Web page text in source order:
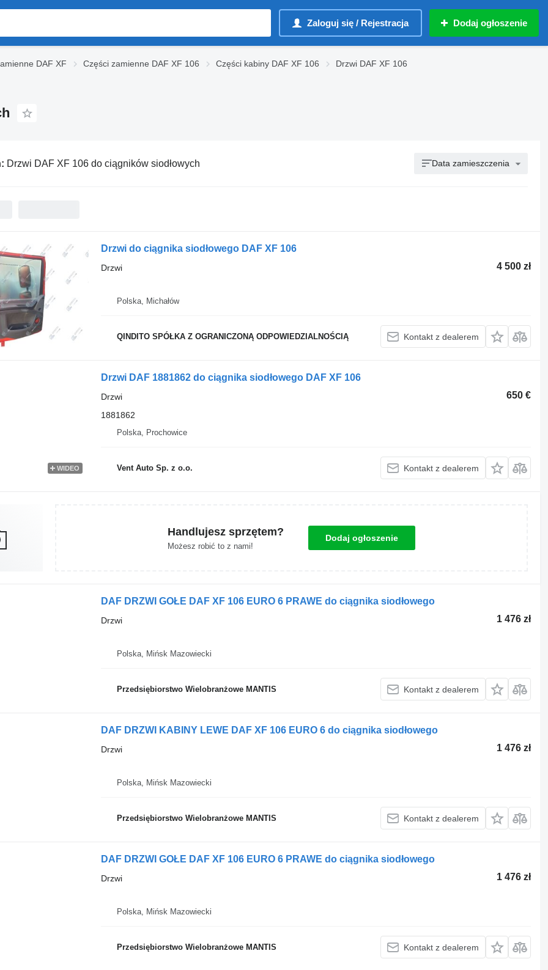
Zaloguj się / Rejestracja Dodaj ogłoszenie
DAF XF Części zamienne DAF XF 106 Części kabiny DAF XF 106
Drzwi DAF XF 106
Drzwi DAF XF 106 do ciągników siodłowych Data zamieszczenia
Drzwi do ciągnika siodłowego DAF XF 106
4 500 zł
Drzwi
Polska, Michałów
QINDITO SPÓŁKA Z OGRANICZONĄ ODPOWIEDZIALNOŚCIĄ Kontakt z dealerem
WIDEO
Drzwi DAF 1881862 do ciągnika siodłowego DAF XF 106
650 €
Drzwi
1881862
Polska, Prochowice
Vent Auto Sp. z o.o. Kontakt z dealerem
Handlujesz sprzętem?
Możesz robić to z nami!
Dodaj ogłoszenie
DAF DRZWI GOŁE DAF XF 106 EURO 6 PRAWE do ciągnika siodłowego
1 476 zł
Drzwi
Polska, Mińsk Mazowiecki
Przedsiębiorstwo Wielobranżowe MANTIS Kontakt z dealerem
DAF DRZWI KABINY LEWE DAF XF 106 EURO 6 do ciągnika siodłowego
1 476 zł
Drzwi
Polska, Mińsk Mazowiecki
Przedsiębiorstwo Wielobranżowe MANTIS Kontakt z dealerem
DAF DRZWI GOŁE DAF XF 106 EURO 6 PRAWE do ciągnika siodłowego
1 476 zł
Drzwi
Polska, Mińsk Mazowiecki
Przedsiębiorstwo Wielobranżowe MANTIS Kontakt z dealerem